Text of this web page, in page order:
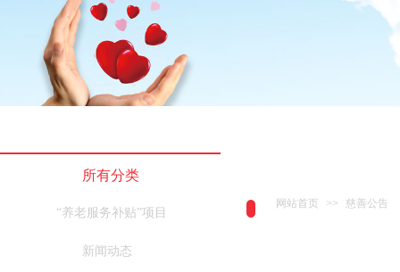
所有分类
“养老服务补贴”项目
新闻动态
网站首页 >> 慈善公告